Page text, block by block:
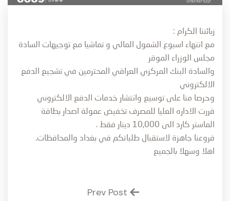
زبائننا الكرام :
مع انتهاء اسبوع الشمول المالي و تماشيا مع توجيهات السادة
مجلس الوزراء الموقر
والسادة البنك المركزي العراقي المحترمين في تشجيع الدفع
الالكتروني
وحرصا منا على توسيع وانتشار خدمات الدفع الالكتروني
قررت الاداره العليا للمصرف تخفيض عمولة اصدار بطاقة
الماستر كارد الى 10,000 دينار فقط .
فروعنا جاهزة لاستقبال طلباتكم في بغداد والمحافظات.
اهلا وسهلا بالجميع